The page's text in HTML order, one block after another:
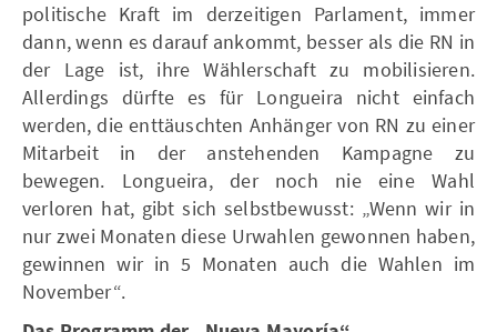
politische Kraft im derzeitigen Parlament, immer
dann, wenn es darauf ankommt, besser als die RN in
der Lage ist, ihre Wählerschaft zu mobilisieren.
Allerdings dürfte es für Longueira nicht einfach
werden, die enttäuschten Anhänger von RN zu einer
Mitarbeit in der anstehenden Kampagne zu
bewegen. Longueira, der noch nie eine Wahl
verloren hat, gibt sich selbstbewusst: „Wenn wir in
nur zwei Monaten diese Urwahlen gewonnen haben,
gewinnen wir in 5 Monaten auch die Wahlen im
November“.